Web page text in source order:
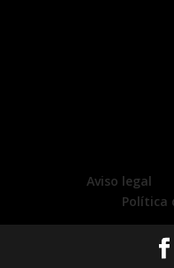
Aviso legal
Política